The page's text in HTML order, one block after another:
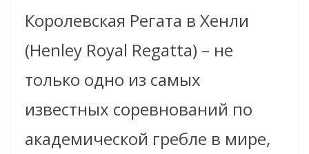
Королевская Регата в Хенли
(Henley Royal Regatta) – не
только одно из самых
известных соревнований по
академической гребле в мире,